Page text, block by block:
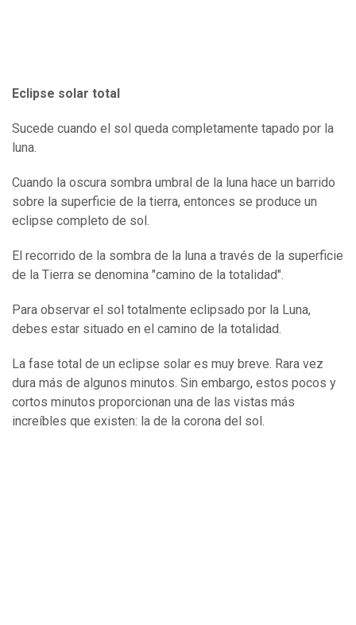
Eclipse solar total
Sucede cuando el sol queda completamente tapado por la
luna.
Cuando la oscura sombra umbral de la luna hace un barrido
sobre la superficie de la tierra, entonces se produce un
eclipse completo de sol.
El recorrido de la sombra de la luna a través de la superficie
de la Tierra se denomina "camino de la totalidad".
Para observar el sol totalmente eclipsado por la Luna,
debes estar situado en el camino de la totalidad.
La fase total de un eclipse solar es muy breve. Rara vez
dura más de algunos minutos. Sin embargo, estos pocos y
cortos minutos proporcionan una de las vistas más
increíbles que existen: la de la corona del sol.